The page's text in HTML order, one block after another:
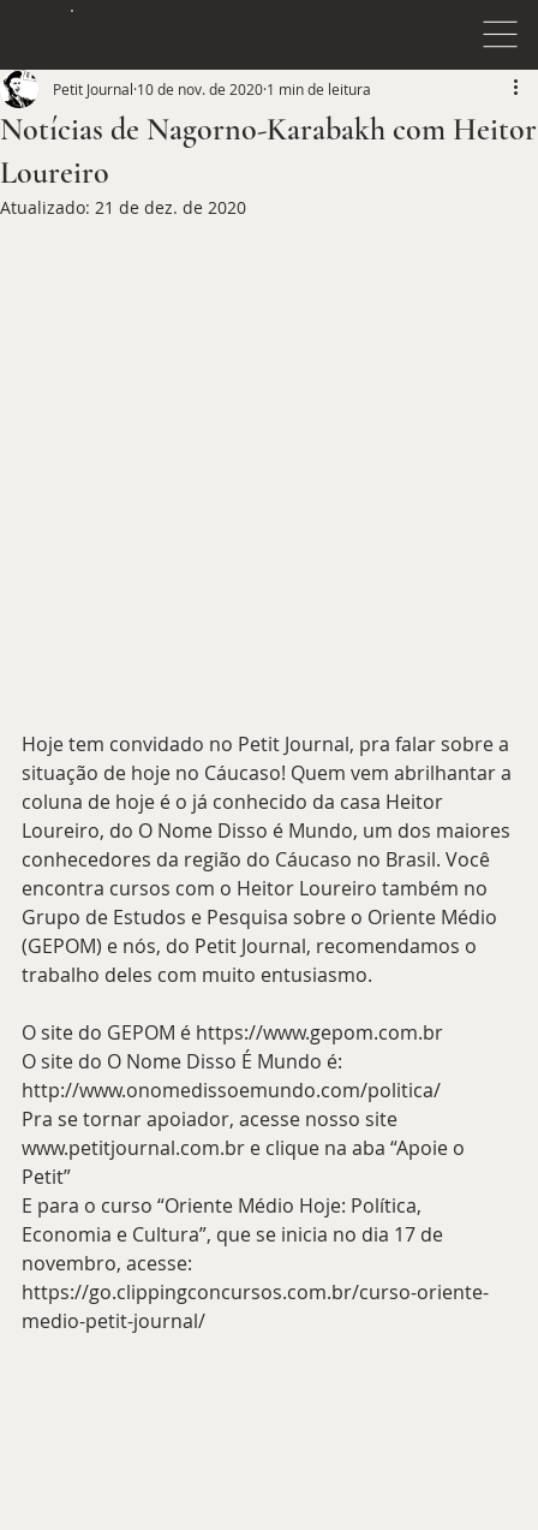
Notícias de Nagorno-Karabakh com Heitor
Loureiro
Petit Journal 10 de nov. de 2020 1 min de leitura
Atualizado: 21 de dez. de 2020
Hoje tem convidado no Petit Journal, pra falar sobre a
situação de hoje no Cáucaso! Quem vem abrilhantar a
coluna de hoje é o já conhecido da casa Heitor
Loureiro, do O Nome Disso é Mundo, um dos maiores
conhecedores da região do Cáucaso no Brasil. Você
encontra cursos com o Heitor Loureiro também no
Grupo de Estudos e Pesquisa sobre o Oriente Médio
(GEPOM) e nós, do Petit Journal, recomendamos o
trabalho deles com muito entusiasmo.
O site do GEPOM é https://www.gepom.com.br
O site do O Nome Disso É Mundo é:
http://www.onomedissoemundo.com/politica/
Pra se tornar apoiador, acesse nosso site
www.petitjournal.com.br e clique na aba “Apoie o
Petit”
E para o curso “Oriente Médio Hoje: Política,
Economia e Cultura”, que se inicia no dia 17 de
novembro, acesse:
https://go.clippingconcursos.com.br/curso-oriente-
medio-petit-journal/